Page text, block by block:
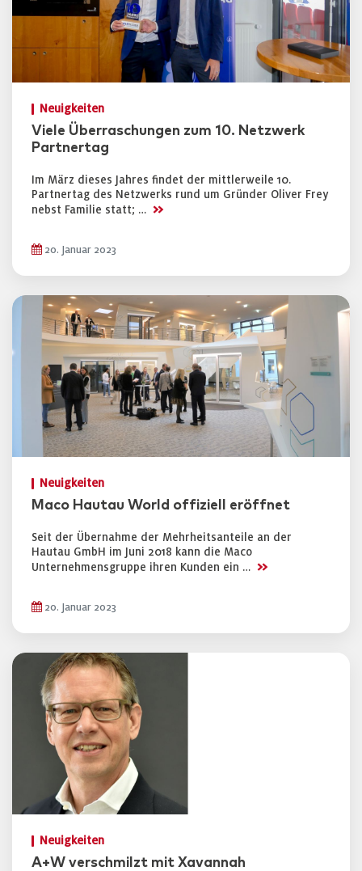
Neuigkeiten
Viele Überraschungen zum 10. Netzwerk
Partnertag
Im März dieses Jahres findet der mittlerweile 10.
Partnertag des Netzwerks rund um Gründer Oliver Frey
nebst Familie statt; … >>
20. Januar 2023
Neuigkeiten
Maco Hautau World offiziell eröffnet
Seit der Übernahme der Mehrheitsanteile an der
Hautau GmbH im Juni 2018 kann die Maco
Unternehmensgruppe ihren Kunden ein … >>
20. Januar 2023
Neuigkeiten
A+W verschmilzt mit Xavannah